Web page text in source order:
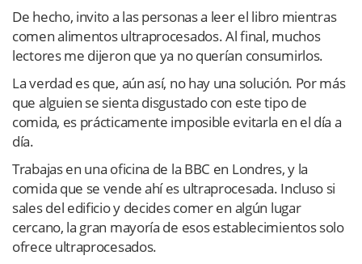
De hecho, invito a las personas a leer el libro mientras
comen alimentos ultraprocesados. Al final, muchos
lectores me dijeron que ya no querían consumirlos.
La verdad es que, aún así, no hay una solución. Por más
que alguien se sienta disgustado con este tipo de
comida, es prácticamente imposible evitarla en el día a
día.
Trabajas en una oficina de la BBC en Londres, y la
comida que se vende ahí es ultraprocesada. Incluso si
sales del edificio y decides comer en algún lugar
cercano, la gran mayoría de esos establecimientos solo
ofrece ultraprocesados.